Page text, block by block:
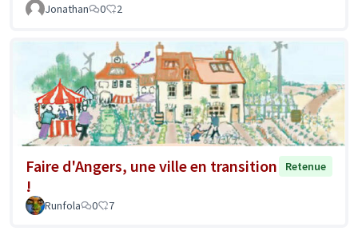
Jonathan 0 2
Faire d'Angers, une ville en transition
!
Retenue
Runfola 0 7